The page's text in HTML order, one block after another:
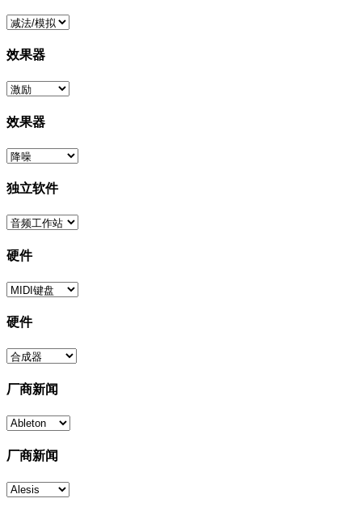
效果器
效果器
独立软件
硬件
硬件
厂商新闻
厂商新闻